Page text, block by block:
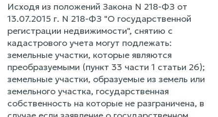
Исходя из положений Закона N 218-ФЗ от
13.07.2015 г. N 218-ФЗ "О государственной
регистрации недвижимости", снятию с
кадастрового учета могут подлежать:
земельные участки, которые являются
преобразуемыми (пункт 33 части 1 статьи 26);
земельные участки, образуемые из земель или
земельного участка, государственная
собственность на которые не разграничена, в